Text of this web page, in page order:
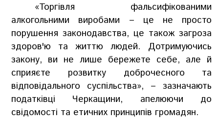
«Торгівля фальсифікованими
алкогольними виробами – це не просто
порушення законодавства, це також загроза
здоров'ю та життю людей. Дотримуючись
закону, ви не лише бережете себе, але й
сприяєте розвитку доброчесного та
відповідального суспільства», – зазначають
податківці Черкащини, апелюючи до
свідомості та етичних принципів громадян.